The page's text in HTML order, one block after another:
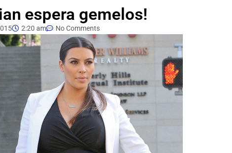
espera gemelos!
2:20 am No Comments